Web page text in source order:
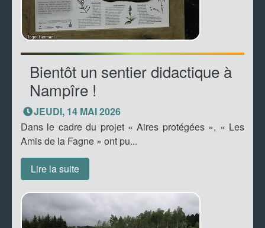
Bientôt un sentier didactique à
Nampîre !
JEUDI, 14 MAI 2026
Dans le cadre du projet « Aires protégées », « Les
Amis de la Fagne » ont pu...
Lire la suite